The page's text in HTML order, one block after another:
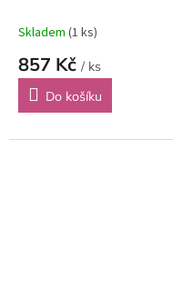
Skladem (1 ks)
857 Kč / ks
Do košíku